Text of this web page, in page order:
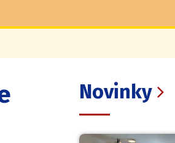
Novinky